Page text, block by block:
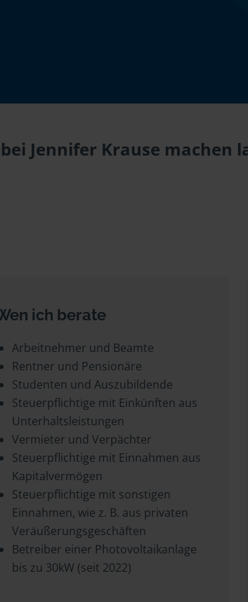
Jennifer Krause machen
ich berate
Arbeitnehmer und Beamte
Rentner und Pensionäre
Studenten und Auszubildende
Steuerpflichtige mit Einkünften aus
Unterhaltsleistungen
Vermieter und Verpächter
Steuerpflichtige mit Einnahmen aus
Kapitalvermögen
Steuerpflichtige mit sonstigen
Einnahmen, wie z. B. aus privaten
Veräußerungsgeschäften
Betreiber einer Photovoltaikanlage
bis zu 30kW (seit 2022)